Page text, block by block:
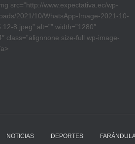
src=”http://www.expectativa.ec/wp-
2021/10/WhatsApp-Image-2021-10-
8.jpeg” alt=”” width=”1280″
class=”alignnone size-full wp-image-
NOTICIAS DEPORTES